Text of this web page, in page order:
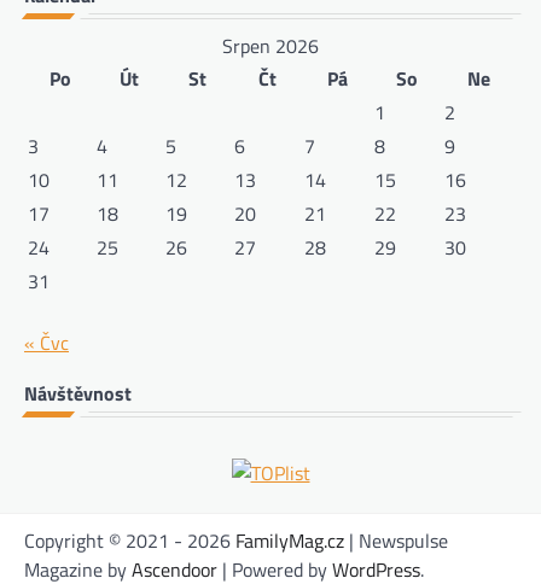
Srpen 2026
Po
Út St Čt Pá So
Ne
1
2
3
4 5 6 7 8
9
10
11 12 13 14 15
16
17
18 19 20 21 22
23
24
25 26 27 28 29
30
31
« Čvc
Návštěvnost
Copyright © 2021 - 2026 FamilyMag.cz | Newspulse
Magazine byAscendoor | Powered byWordPress.